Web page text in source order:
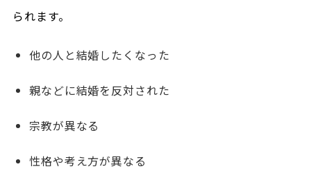
られます。
他の人と結婚したくなった
親などに結婚を反対された
宗教が異なる
性格や考え方が異なる